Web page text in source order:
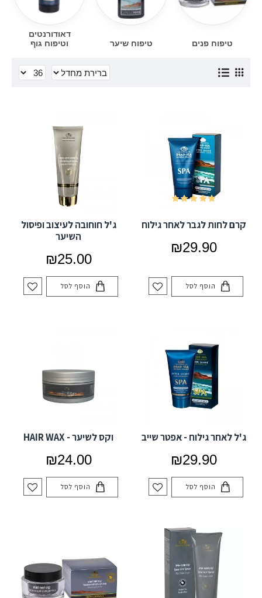
טיפוח פנים טיפוח שיער
דאודורנטים
וטיפוח גוף
קרם לחות לגבר לאחר גילוח
₪29.90
הוסף לסל
ג'ל חוחובה לעיצוב ופיסול
השיער
₪25.00
הוסף לסל
ג'ל לאחר גילוח - אפטר שייב
₪29.90
הוסף לסל
וקס לשיער - HAIR WAX
₪24.00
הוסף לסל